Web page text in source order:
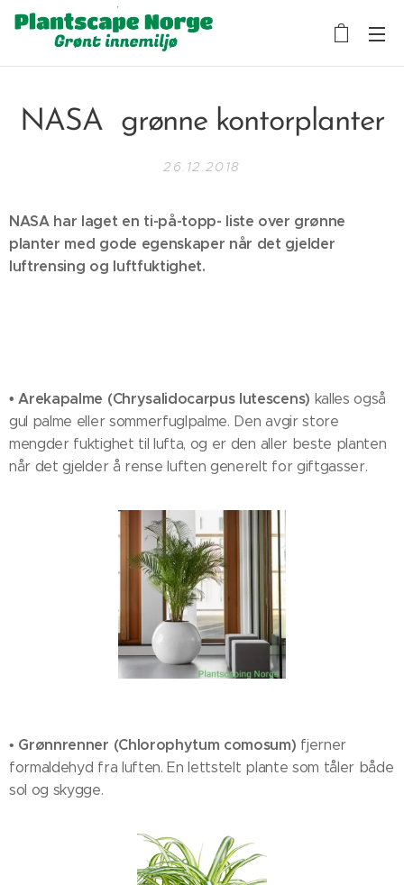
NASA grønne kontorplanter
26.12.2018
NASA har laget en ti-på-topp- liste over grønne
planter med gode egenskaper når det gjelder
luftrensing og luftfuktighet.
• Arekapalme (Chrysalidocarpus lutescens) kalles også
gul palme eller sommerfuglpalme. Den avgir store
mengder fuktighet til lufta, og er den aller beste planten
når det gjelder å rense luften generelt for giftgasser.
• Grønnrenner (Chlorophytum comosum) fjerner
formaldehyd fra luften. En lettstelt plante som tåler både
sol og skygge.